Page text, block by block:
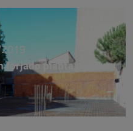
forjado planta sótano